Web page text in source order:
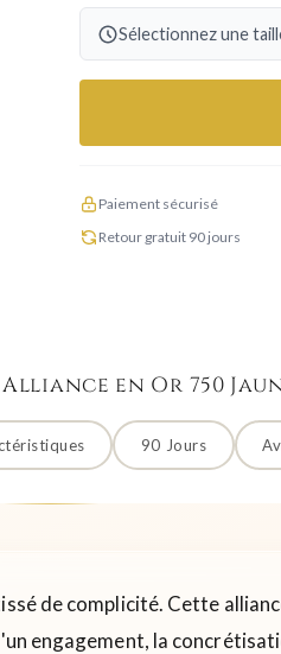
Sélectionnez une
Paiement sécurisé
Retour gratuit 90 jours
en Or 750
90 Jours
de complicité. Cette
engagement, la